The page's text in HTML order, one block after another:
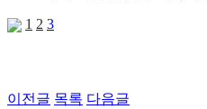
1 2 3
이전글 목록 다음글